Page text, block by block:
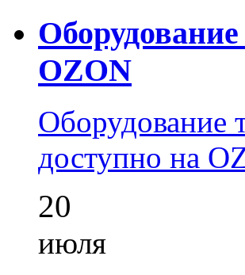
OZON
Оборудование
доступно на
20
июля